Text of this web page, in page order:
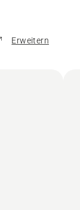
Erweitern